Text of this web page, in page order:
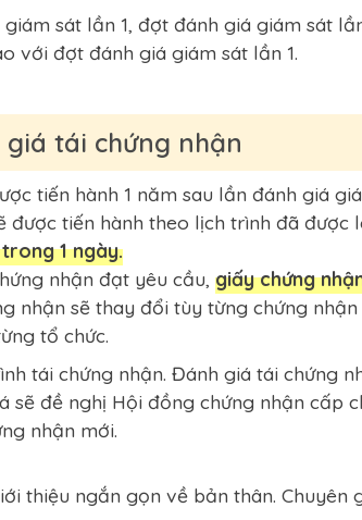
sát lần 1, đợt đánh giá giám sát
với đợt đánh giá giám sát lần 1.
tái chứng nhận
tiến hành 1 năm sau lần đánh giá
được tiến hành theo lịch trình đã
1 ngày.
nhận đạt yêu cầu, giấy chứng
nhận sẽ thay đổi tùy từng chứng
tổ chức.
tái chứng nhận. Đánh giá tái chứng
sẽ đề nghị Hội đồng chứng nhận cấp
nhận mới.
thiệu ngắn gọn về bản thân.